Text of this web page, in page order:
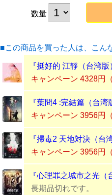
数量
■この商品を買った人は、こん
『挺好的 江靜（台湾
キャンペーン 4328円
『葉問4 :完結篇（台
キャンペーン 3956円
『掃毒2 天地対決（台
キャンペーン 3956円
『心理罪之城市之光
長期品切れです。